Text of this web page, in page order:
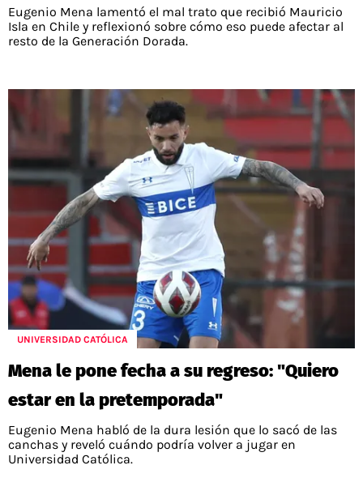
Eugenio Mena lamentó el mal trato que recibió Mauricio
Isla en Chile y reflexionó sobre cómo eso puede afectar al
resto de la Generación Dorada.
UNIVERSIDAD CATÓLICA
Mena le pone fecha a su regreso: "Quiero
estar en la pretemporada"
Eugenio Mena habló de la dura lesión que lo sacó de las
canchas y reveló cuándo podría volver a jugar en
Universidad Católica.